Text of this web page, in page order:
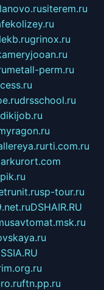
siterem.ru
grinox.ru
metall-perm.ru
drsschool.ru
rti.com.ru
sp-tour.ru
DSHAIR.RU
ftn.pp.ru